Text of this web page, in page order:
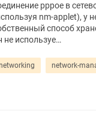
pppoe в
nm-applet), у
способ
не используе…
network-